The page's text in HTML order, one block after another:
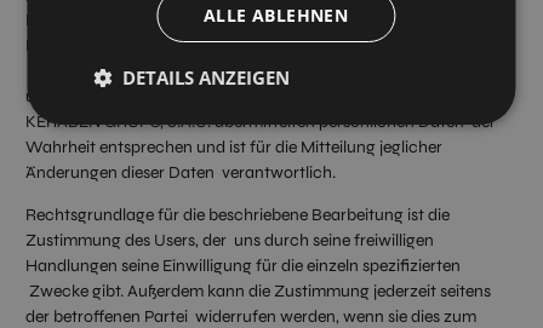
Download-Formularen ausfüllen, ausdrücklich und eindeutig die
Datenschutzrichtlinie und dass die freiwillig in die übrigen Felder
eingegebenen Daten notwendig sind, um Ihre Anfrage
unsererseits zu bearbeiten. Der User garantiert, dass die an
KERABEN GRUPO, S.A.U. übermittelten persönlichen Daten der
Wahrheit entsprechen und ist für die Mitteilung jeglicher
Änderungen dieser Daten verantwortlich.
Rechtsgrundlage für die beschriebene Bearbeitung ist die
Zustimmung des Users, der uns durch seine freiwilligen
Handlungen seine Einwilligung für die einzeln spezifizierten
Zwecke gibt. Außerdem kann die Zustimmung jederzeit seitens
der betroffenen Partei widerrufen werden, wenn sie dies zum
ALLE ABLEHNEN
DETAILS ANZEIGEN